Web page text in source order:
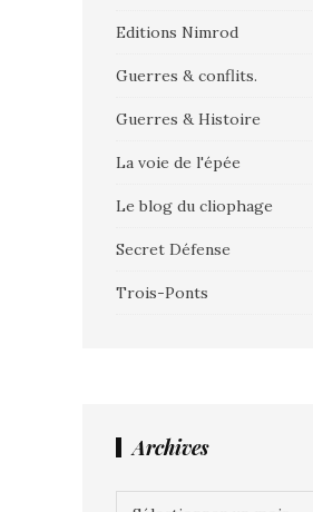
Editions Nimrod
Guerres & conflits.
Guerres & Histoire
La voie de l'épée
Le blog du cliophage
Secret Défense
Trois-Ponts
Archives